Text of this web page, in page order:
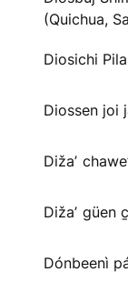
(Quichua,
Diosichi
Diossen joi
Dižaʼ
Dižaʼ güen
Dónbeenì